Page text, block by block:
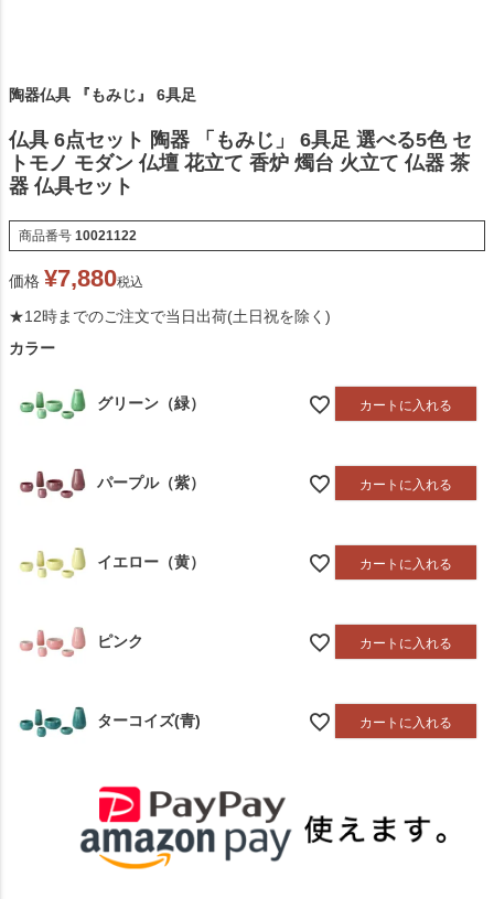
陶器仏具 『もみじ』 6具足
仏具 6点セット 陶器 「もみじ」 6具足 選べる5色 セ
トモノ モダン 仏壇 花立て 香炉 燭台 火立て 仏器 茶
器 仏具セット
商品番号 10021122
価格 ¥7,880税込
★12時までのご注文で当日出荷(土日祝を除く)
カラー
グリーン（緑） カートに入れる
パープル（紫） カートに入れる
イエロー（黄） カートに入れる
ピンク カートに入れる
ターコイズ(青) カートに入れる